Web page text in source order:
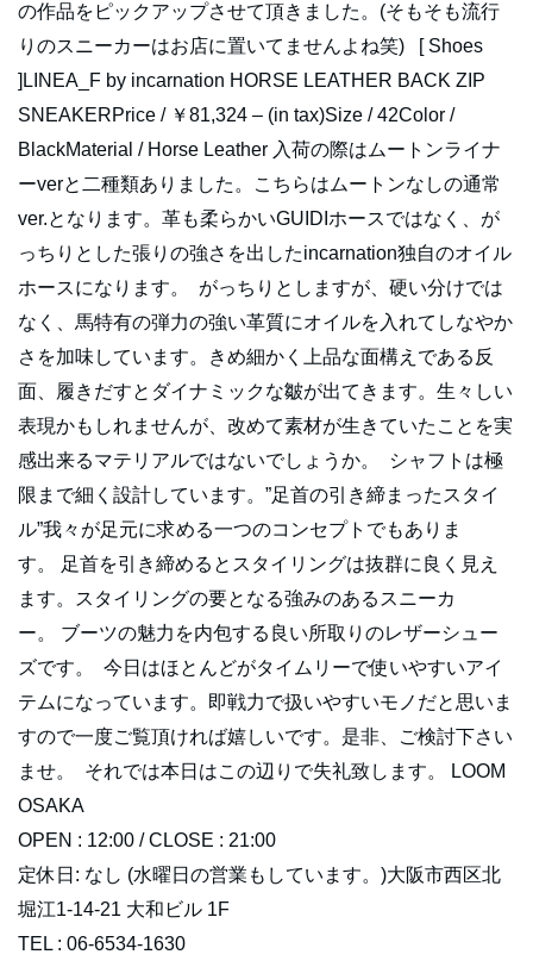
の作品をピックアップさせて頂きました。(そもそも流行
りのスニーカーはお店に置いてませんよね笑) [ Shoes
]LINEA_F by incarnation HORSE LEATHER BACK ZIP
SNEAKERPrice / ￥81,324 – (in tax)Size / 42Color /
BlackMaterial / Horse Leather 入荷の際はムートンライナ
ーverと二種類ありました。こちらはムートンなしの通常
ver.となります。革も柔らかいGUIDIホースではなく、が
っちりとした張りの強さを出したincarnation独自のオイル
ホースになります。 がっちりとしますが、硬い分けでは
なく、馬特有の弾力の強い革質にオイルを入れてしなやか
さを加味しています。きめ細かく上品な面構えである反
面、履きだすとダイナミックな皺が出てきます。生々しい
表現かもしれませんが、改めて素材が生きていたことを実
感出来るマテリアルではないでしょうか。 シャフトは極
限まで細く設計しています。”足首の引き締まったスタイ
ル”我々が足元に求める一つのコンセプトでもありま
す。 足首を引き締めるとスタイリングは抜群に良く見え
ます。スタイリングの要となる強みのあるスニーカ
ー。 ブーツの魅力を内包する良い所取りのレザーシュー
ズです。 今日はほとんどがタイムリーで使いやすいアイ
テムになっています。即戦力で扱いやすいモノだと思いま
すので一度ご覧頂ければ嬉しいです。是非、ご検討下さい
ませ。 それでは本日はこの辺りで失礼致します。 LOOM
OSAKA
OPEN : 12:00 / CLOSE : 21:00
定休日: なし (水曜日の営業もしています。)大阪市西区北
堀江1-14-21 大和ビル 1F
TEL : 06-6534-1630